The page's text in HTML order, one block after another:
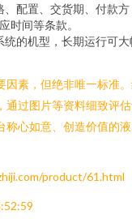
、配置、交货期、付款方
时间等条款。
统的机型，长期运行可大
因素，但绝非唯一标准
通过图片等资料细致评
称心如意、创造价值的
product/61.html